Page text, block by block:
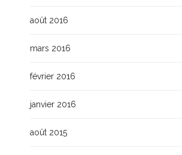
août 2016
mars 2016
février 2016
janvier 2016
août 2015